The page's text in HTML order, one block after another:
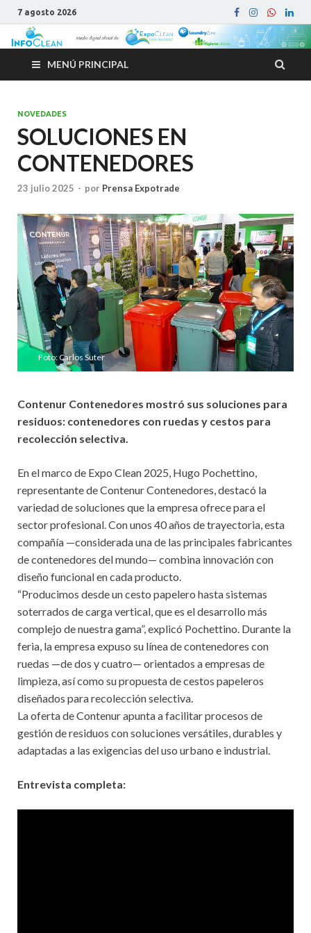
7 agosto 2026
MENÚ PRINCIPAL
NOVEDADES
SOLUCIONES EN
CONTENEDORES
23 julio 2025 - por Prensa Expotrade
Foto: Carlos Suter
Contenur Contenedores mostró sus soluciones para
residuos: contenedores con ruedas y cestos para
recolección selectiva.
En el marco de Expo Clean 2025, Hugo Pochettino,
representante de Contenur Contenedores, destacó la
variedad de soluciones que la empresa ofrece para el
sector profesional. Con unos 40 años de trayectoria, esta
compañía —considerada una de las principales fabricantes
de contenedores del mundo— combina innovación con
diseño funcional en cada producto.
“Producimos desde un cesto papelero hasta sistemas
soterrados de carga vertical, que es el desarrollo más
complejo de nuestra gama”, explicó Pochettino. Durante la
feria, la empresa expuso su línea de contenedores con
ruedas —de dos y cuatro— orientados a empresas de
limpieza, así como su propuesta de cestos papeleros
diseñados para recolección selectiva.
La oferta de Contenur apunta a facilitar procesos de
gestión de residuos con soluciones versátiles, durables y
adaptadas a las exigencias del uso urbano e industrial.
Entrevista completa: